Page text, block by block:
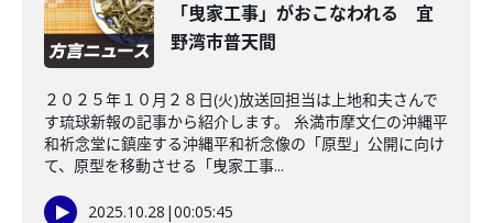
「曳家工事」がおこなわれる 宜
野湾市普天間
２０２５年１０月２８日(火)放送回担当は上地和夫さんで
す琉球新報の記事から紹介します。 糸満市摩文仁の沖縄平
和祈念堂に鎮座する沖縄平和祈念像の「原型」公開に向け
て、原型を移動させる「曳家工事...
2025.10.28 |00:05:45